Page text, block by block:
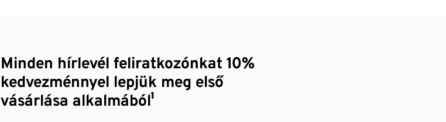
Minden hírlevél feliratkozónkat 10%
kedvezménnyel lepjük meg első
vásárlása alkalmából¹